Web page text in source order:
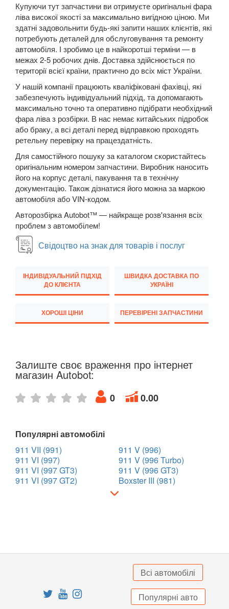
Boxster IV 718 (982)
Cayenne I 9PA (955)
Cayenne II 92A (958)
Cayenne III (PO536)
Cayman I (987)
Cayman II (981)
718 Cayman (982)
Macan
Panamera I (970)
Panamera II (971)
RENAULT keyboard_arrow_down
ROVER
SEAT
SMART keyboard_arrow_down
SUZUKI
VOLKSWAGEN
VOLVO
В наявності!
Купуючи тут запчастини ви отримуєте оригінальні фара
ліва високої якості за максимально вигідною ціною. Ми
здатні задовольнити будь-які запити наших клієнтів, які
потребують деталей для обслуговування та ремонту
автомобіля. І зробимо це в найкоротші терміни — в
межах 2-5 робочих днів. Доставка здійснюється по
території всієї країни, практично до всіх міст України.
У нашій компанії працюють кваліфіковані фахівці, які
забезпечують індивідуальний підхід, та допомагають
максимально точно та оперативно підібрати необхідний
фара ліва з розбірки. В нас немає китайських підробок
або браку, а всі деталі перед відправкою проходять
ретельну перевірку на працездатність.
Для самостійного пошуку за каталогом скористайтесь
оригінальним номером запчастини. Виробник наносить
його на корпус деталі, пакування та в технічну
документацію. Також дізнатися його можна за маркою
автомобіля або VIN-кодом.
Авторозбірка Autobot™ — найкраще розв'язання всіх
проблем з автомобілем!
Свідоцтво на знак для товарів і послуг
ІНДИВІДУАЛЬНИЙ ПІДХІД
ДО КЛІЄНТА
ШВИДКА ДОСТАВКА ПО
УКРАЇНІ
ХОРОШІ ЦІНИ ПЕРЕВІРЕНІ ЗАПЧАСТИНИ
Залиште своє враження про інтернет
магазин Autobot:
0 0.00
Популярні автомобілі
911 VII (991)
911 VI (997)
911 VI (997 GT3)
911 VI (997 GT2)
911 V (996)
911 V (996 Turbo)
911 V (996 GT3)
Boxster III (981)
Всі автомобілі
Популярні авто